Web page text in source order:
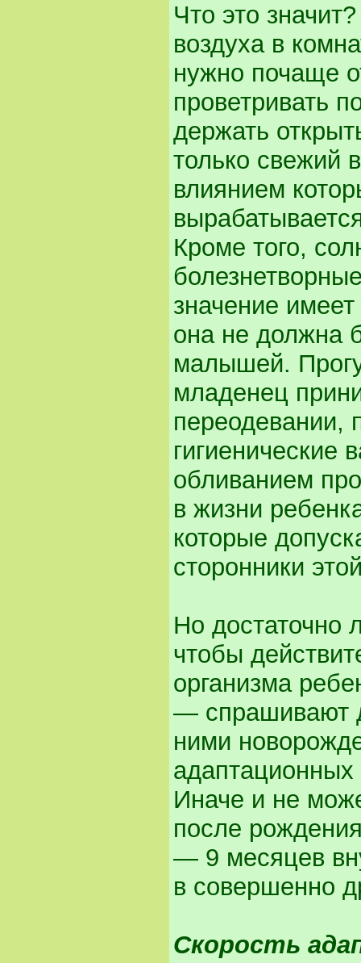
Что это
воздуха в
нужно почаще
проветривать
держать
только свежий
влиянием
Кроме того,
значение
она не должна
малышей.
младенец
переодевании,
гигиенические
обливанием
в жизни
которые
сторонники
Но достаточно
чтобы
организма
— спрашивают
ними
Иначе и не
после
— 9 месяцев
в совершенно
Скорость